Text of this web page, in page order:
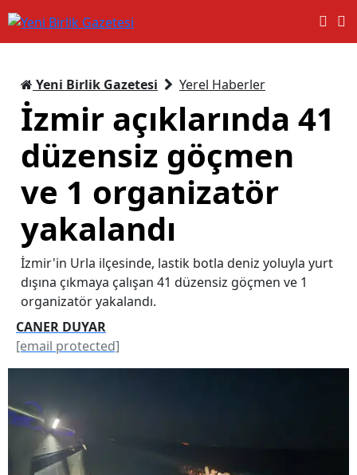
Yeni Birlik Gazetesi Yerel Haberler
İzmir açıklarında 41
düzensiz göçmen
ve 1 organizatör
yakalandı
İzmir'in Urla ilçesinde, lastik botla deniz yoluyla yurt
dışına çıkmaya çalışan 41 düzensiz göçmen ve 1
organizatör yakalandı.
CANER DUYAR
[email protected]